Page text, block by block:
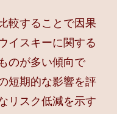
較することで因果
イスキーに関する
のが多い傾向で
短期的な影響を評
リスク低減を示す